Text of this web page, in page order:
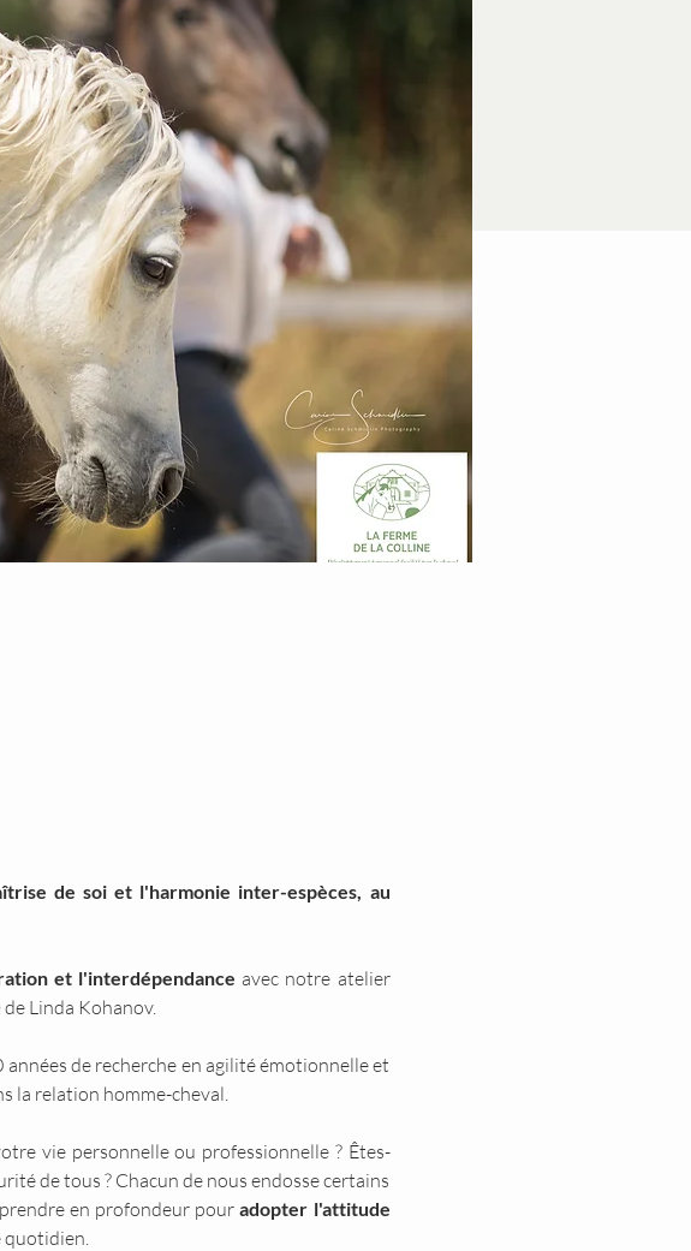
de soi et l'harmonie inter-espèces, au
et l'interdépendance avec notre atelier
Linda Kohanov.
de recherche en agilité émotionnelle et
la relation homme-cheval.
vie personnelle ou professionnelle ? Êtes-
de tous ? Chacun de nous endosse certains
en profondeur pour adopter l'attitude
quotidien.